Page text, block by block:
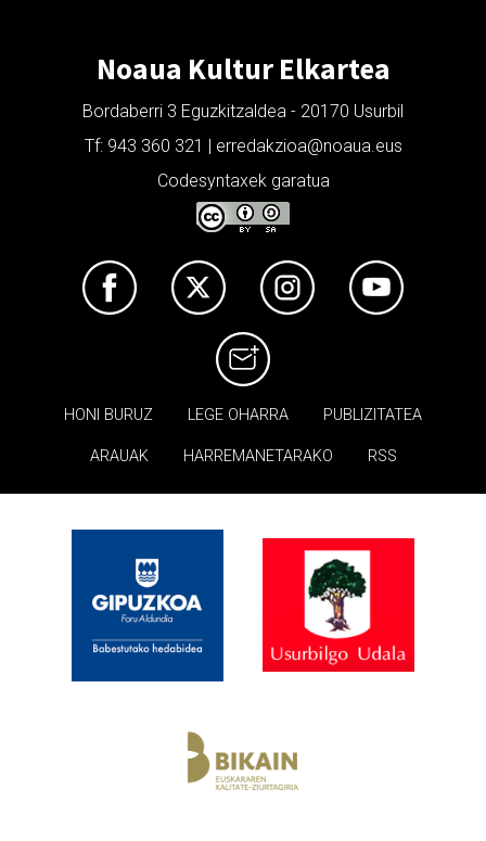
Noaua Kultur Elkartea
Bordaberri 3 Eguzkitzaldea - 20170 Usurbil
Tf: 943 360 321 | erredakzioa@noaua.eus
Codesyntaxek garatua
HONI BURUZ LEGE OHARRA PUBLIZITATEA
ARAUAK HARREMANETARAKO RSS